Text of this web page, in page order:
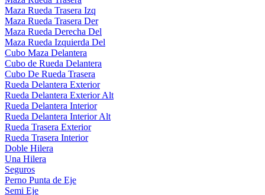
Maza Rueda Trasera Izq
Maza Rueda Trasera Der
Maza Rueda Derecha Del
Maza Rueda Izquierda Del
Cubo Maza Delantera
Cubo de Rueda Delantera
Cubo De Rueda Trasera
Rueda Delantera Exterior
Rueda Delantera Exterior Alt
Rueda Delantera Interior
Rueda Delantera Interior Alt
Rueda Trasera Exterior
Rueda Trasera Interior
Doble Hilera
Una Hilera
Seguros
Perno Punta de Eje
Semi Eje